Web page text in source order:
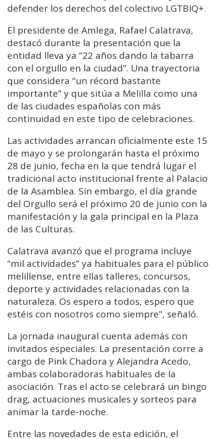
defender los derechos del colectivo LGTBIQ+.
El presidente de Amlega, Rafael Calatrava,
destacó durante la presentación que la
entidad lleva ya “22 años dando la tabarra
con el orgullo en la ciudad”. Una trayectoria
que considera “un récord bastante
importante” y que sitúa a Melilla como una
de las ciudades españolas con más
continuidad en este tipo de celebraciones.
Las actividades arrancan oficialmente este 15
de mayo y se prolongarán hasta el próximo
28 de junio, fecha en la que tendrá lugar el
tradicional acto institucional frente al Palacio
de la Asamblea. Sin embargo, el día grande
del Orgullo será el próximo 20 de junio con la
manifestación y la gala principal en la Plaza
de las Culturas.
Calatrava avanzó que el programa incluye
“mil actividades” ya habituales para el público
melillense, entre ellas talleres, concursos,
deporte y actividades relacionadas con la
naturaleza. Os espero a todos, espero que
estéis con nosotros como siempre”, señaló.
La jornada inaugural cuenta además con
invitados especiales. La presentación corre a
cargo de Pink Chadora y Alejandra Acedo,
ambas colaboradoras habituales de la
asociación. Tras el acto se celebrará un bingo
drag, actuaciones musicales y sorteos para
animar la tarde-noche.
Entre las novedades de esta edición, el